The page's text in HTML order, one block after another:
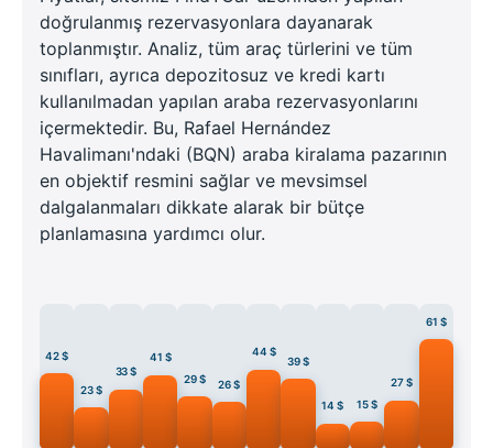
doğrulanmış rezervasyonlara dayanarak
toplanmıştır. Analiz, tüm araç türlerini ve tüm
sınıfları, ayrıca depozitosuz ve kredi kartı
kullanılmadan yapılan araba rezervasyonlarını
içermektedir. Bu, Rafael Hernández
Havalimanı'ndaki (BQN) araba kiralama pazarının
en objektif resmini sağlar ve mevsimsel
dalgalanmaları dikkate alarak bir bütçe
planlamasına yardımcı olur.
42 $
23 $
33 $
41 $
29 $ 26 $
44 $
39 $
14 $ 15 $
27 $
61 $